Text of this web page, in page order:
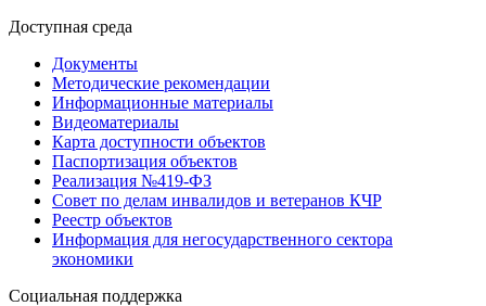
Доступная среда
Документы
Методические рекомендации
Информационные материалы
Видеоматериалы
Карта доступности объектов
Паспортизация объектов
Реализация №419-ФЗ
Совет по делам инвалидов и ветеранов КЧР
Реестр объектов
Информация для негосударственного сектора
экономики
Социальная поддержка